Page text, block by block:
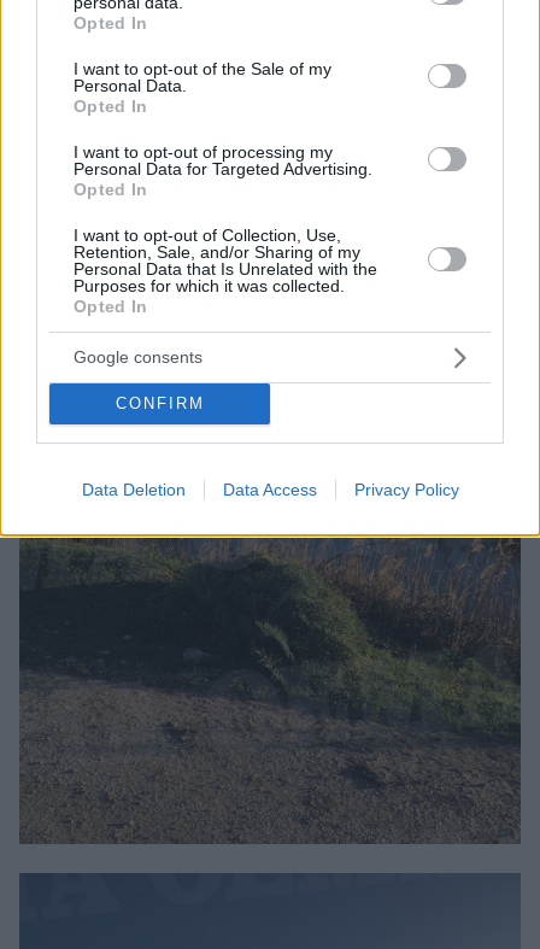
grant or deny consent to Google and its third-party tags to
use your data for below specified purposes in below Google
consent section.
Opted In
I want to opt-out of the Sale of my
Personal Data.
Opted In
I want to opt-out of processing my
Personal Data for Targeted Advertising.
Opted In
I want to opt-out of Collection, Use,
Retention, Sale, and/or Sharing of my
Personal Data that Is Unrelated with the
Purposes for which it was collected.
Opted In
Google consents
CONFIRM
Data Deletion Data Access Privacy Policy